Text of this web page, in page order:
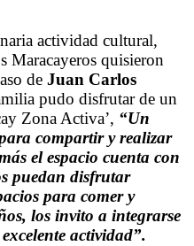
actividad cultural,
Maracayeros quisieron
de Juan Carlos
pudo disfrutar de un
Zona Activa’, “Un
compartir y realizar
el espacio cuenta con
puedan disfrutar
para comer y
los invito a integrarse
actividad”.